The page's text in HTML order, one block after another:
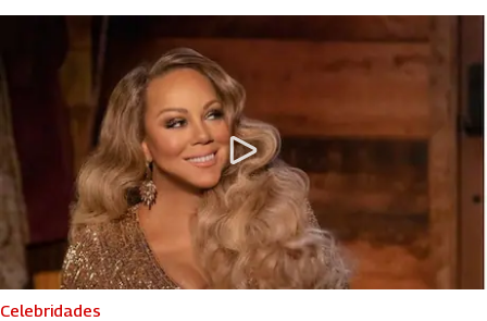
Celebridades